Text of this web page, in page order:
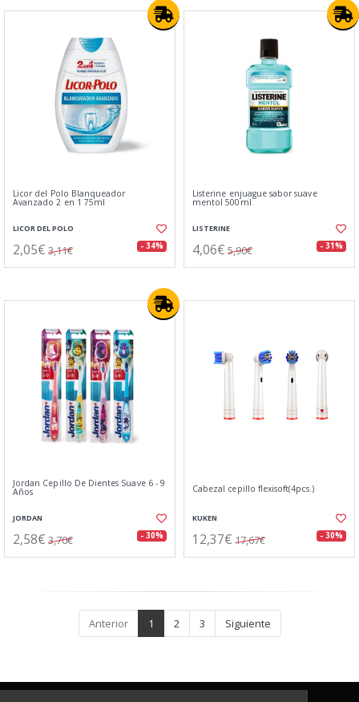
Licor del Polo Blanqueador
Avanzado 2 en 1 75ml
LICOR DEL POLO
2,05€ 3,11€ - 34%
Listerine enjuague sabor suave
mentol 500ml
LISTERINE
4,06€ 5,90€ - 31%
Jordan Cepillo De Dientes Suave 6 - 9
Años
JORDAN
2,58€ 3,70€ - 30%
Cabezal cepillo flexisoft(4pcs.)
KUKEN
12,37€ 17,67€ - 30%
Anterior 1 2 3 Siguiente